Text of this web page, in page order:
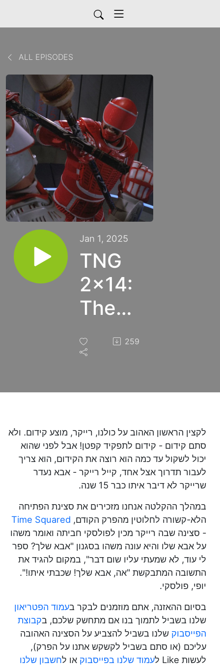
ALL EPISODES
Jan 1, 2025
TNG
2x14:
The
Icarus
Factor
259
לקצין הראשון האהוב על כולנו, רייקר, מוצע קידום. ולא
סתם קידום - קידום לתפקיד קפטן! אבל לפני שהוא
יכול לשקול עד כמה הוא רוצה את הקידום, הוא צריך
לעבור תדרוך אצל אחד, קייל רייקר - אבא נעדר
שרייקר לא דיבר איתו כבר 15 שנה.
במהלך ההקלטה אנחנו מזכירים את סצינת הפתיחה
הלא-קשורה לחלוטין מהפרק הקודם, Time Squared
- סצינה שבה רייקר מכין לפולסקי חביתה ואומר משהו
על אבא שלו והיא עונה משהו בסגנון "אבא שלך? ספר
לי עוד, לא שמעתי עליו שום דבר", במקום להגיד את
התשובה המתבקשת "אה, אבא שלך! שכבתי איתו!".
יופי, פולסקי.
בסיום ההאזנה, אתם מוזמנים לבקר בעמוד הפטריאון
שלנו בשביל לתמוך בנו אם מתחשק שלכם, בקבוצת
הפייסבוק שלנו בשביל להצביע על הסצינה האהובה
עליכם (או סתם בשביל לקשקש אתנו על הפרק),
לעשות Like ל
עמוד שלנו בפייסבוק או לחשבון שלנו